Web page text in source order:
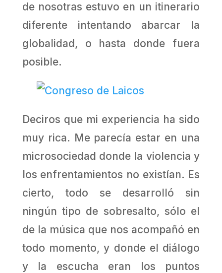
de nosotras estuvo en un itinerario
diferente intentando abarcar la
globalidad, o hasta donde fuera
posible.
Deciros que mi experiencia ha sido
muy rica. Me parecía estar en una
microsociedad donde la violencia y
los enfrentamientos no existían. Es
cierto, todo se desarrolló sin
ningún tipo de sobresalto, sólo el
de la música que nos acompañó en
todo momento, y donde el diálogo
y la escucha eran los puntos